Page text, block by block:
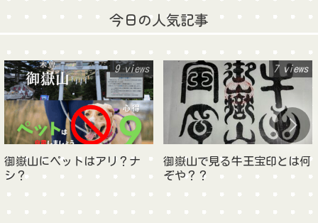
今日の人気記事
御嶽山にペットはアリ？ナ
シ？
9 views
御嶽山で見る牛王宝印とは何
ぞや？？
7 views